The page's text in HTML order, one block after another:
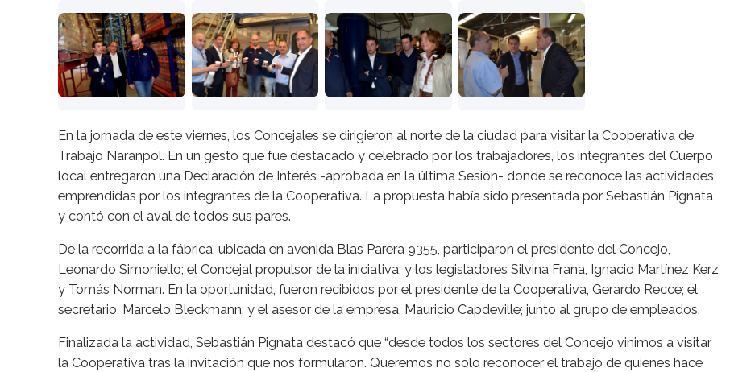
En la jornada de este viernes, los Concejales se dirigieron al norte de la ciudad para visitar la Cooperativa de
Trabajo Naranpol. En un gesto que fue destacado y celebrado por los trabajadores, los integrantes del Cuerpo
local entregaron una Declaración de Interés -aprobada en la última Sesión- donde se reconoce las actividades
emprendidas por los integrantes de la Cooperativa. La propuesta había sido presentada por Sebastián Pignata
y contó con el aval de todos sus pares.
De la recorrida a la fábrica, ubicada en avenida Blas Parera 9355, participaron el presidente del Concejo,
Leonardo Simoniello; el Concejal propulsor de la iniciativa; y los legisladores Silvina Frana, Ignacio Martínez Kerz
y Tomás Norman. En la oportunidad, fueron recibidos por el presidente de la Cooperativa, Gerardo Recce; el
secretario, Marcelo Bleckmann; y el asesor de la empresa, Mauricio Capdeville; junto al grupo de empleados.
Finalizada la actividad, Sebastián Pignata destacó que “desde todos los sectores del Concejo vinimos a visitar
la Cooperativa tras la invitación que nos formularon. Queremos no solo reconocer el trabajo de quienes hace